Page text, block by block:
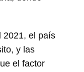
2021, el país
y las
el factor